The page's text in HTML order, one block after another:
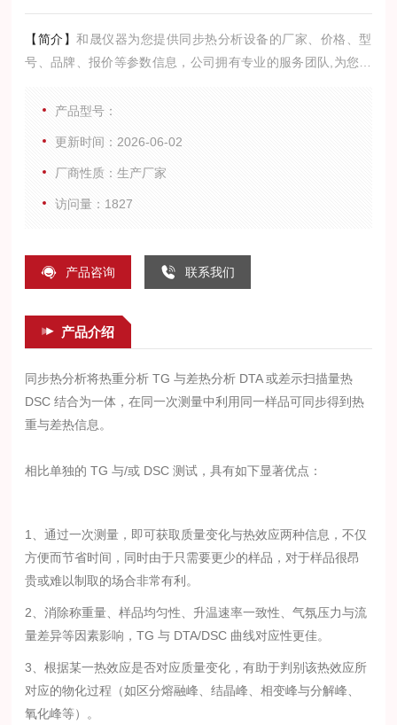
【简介】和晟仪器为您提供同步热分析设备的厂家、价格、型
号、品牌、报价等参数信息，公司拥有专业的服务团队,为您提
产品型号：
更新时间：2026-06-02
厂商性质：生产厂家
访问量：1827
产品咨询 联系我们
产品介绍
同步热分析将热重分析 TG 与差热分析 DTA 或差示扫描量热
DSC 结合为一体，在同一次测量中利用同一样品可同步得到热
重与差热信息。
相比单独的 TG 与/或 DSC 测试，具有如下显著优点：
1、通过一次测量，即可获取质量变化与热效应两种信息，不仅
方便而节省时间，同时由于只需要更少的样品，对于样品很昂
贵或难以制取的场合非常有利。
2、消除称重量、样品均匀性、升温速率一致性、气氛压力与流
量差异等因素影响，TG 与 DTA/DSC 曲线对应性更佳。
3、根据某一热效应是否对应质量变化，有助于判别该热效应所
对应的物化过程（如区分熔融峰、结晶峰、相变峰与分解峰、
氧化峰等）。